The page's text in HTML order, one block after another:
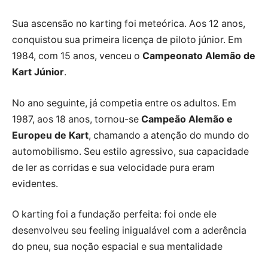
Sua ascensão no karting foi meteórica. Aos 12 anos,
conquistou sua primeira licença de piloto júnior. Em
1984, com 15 anos, venceu o Campeonato Alemão de
Kart Júnior.
No ano seguinte, já competia entre os adultos. Em
1987, aos 18 anos, tornou-se Campeão Alemão e
Europeu de Kart, chamando a atenção do mundo do
automobilismo. Seu estilo agressivo, sua capacidade
de ler as corridas e sua velocidade pura eram
evidentes.
O karting foi a fundação perfeita: foi onde ele
desenvolveu seu feeling inigualável com a aderência
do pneu, sua noção espacial e sua mentalidade